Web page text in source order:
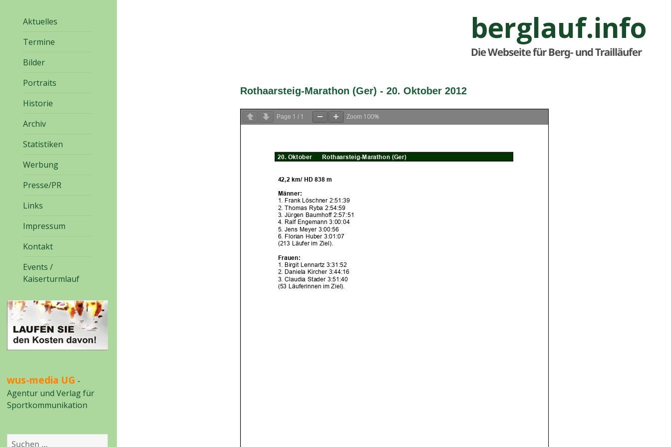
berglauf.info
Die Webseite für Berg- und Trailläufer
Aktuelles
Termine
Bilder
Portraits
Historie
Archiv
Statistiken
Werbung
Presse/PR
Links
Impressum
Kontakt
Events /
Kaiserturmlauf
wus-media UG -
Agentur und Verlag für
Sportkommunikation
Suchen
Rothaarsteig-Marathon (Ger) - 20. Oktober 2012
Page 1 / 1 Zoom 100%